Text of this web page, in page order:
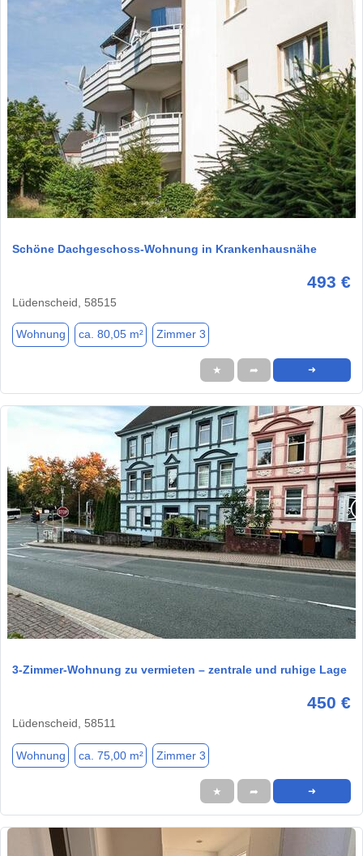
1 / 5
Schöne Dachgeschoss-Wohnung in Krankenhausnähe
493 €
Lüdenscheid, 58515
Wohnung ca. 80,05 m² Zimmer 3
★ ➦ ➜
1 / 5
3-Zimmer-Wohnung zu vermieten – zentrale und ruhige Lage
450 €
Lüdenscheid, 58511
Wohnung ca. 75,00 m² Zimmer 3
★ ➦ ➜